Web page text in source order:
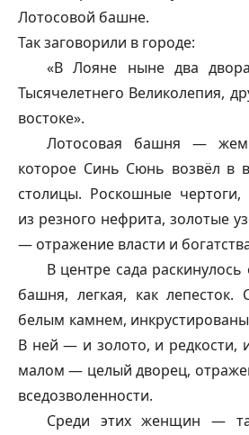
Лотосовой башне.
Так заговорили в городе:
«В Лояне ныне два
Тысячелетнего Великолепия,
востоке».
Лотосовая башня —
которое Синь Сюнь возвёл в
столицы. Роскошные чертоги,
из резного нефрита, золотые
— отражение власти и
В центре сада
башня, легкая, как лепесток.
белым камнем,
В ней — и золото, и
малом — целый дворец,
вседозволенности.
Среди этих женщин —